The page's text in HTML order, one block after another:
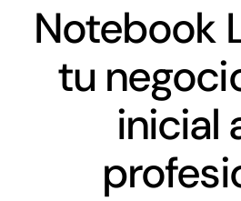
Networking
Antena
Eventos
Notebook
tu
inicial